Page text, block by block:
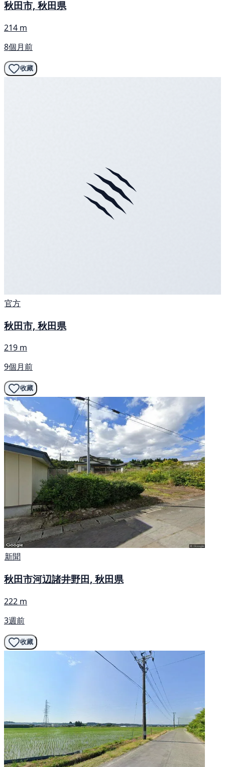
秋田市, 秋田県
214 m
8個月前
收藏
官方
秋田市, 秋田県
219 m
9個月前
收藏
新聞
秋田市河辺諸井野田, 秋田県
222 m
3週前
收藏